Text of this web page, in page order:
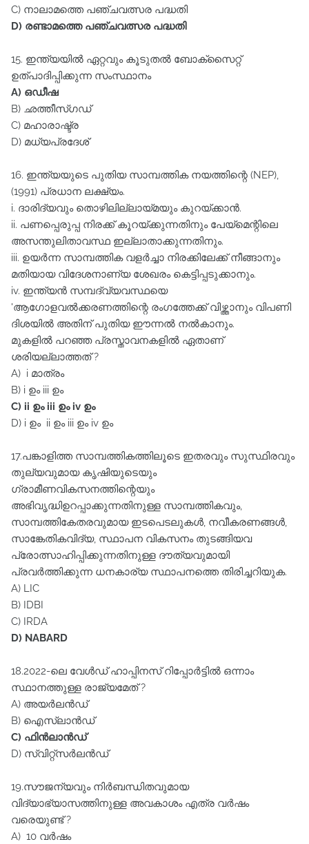
C) നാലാമത്തെ പഞ്ചവത്സര പദ്ധതി
D) രണ്ടാമത്തെ പഞ്ചവത്സര പദ്ധതി
15. ഇന്ത്യയിൽ ഏറ്റവും കൂടുതൽ ബോക്സൈറ്റ്‌
ഉത്പാദിപ്പിക്കുന്ന സംസ്ഥാനം
A) ഒഡീഷ
B) ഛത്തീസ്ഗഡ്‌
C) മഹാരാഷ്ട്ര
D) മധ്യപ്രദേശ്‌
16. ഇന്ത്യയുടെ പുതിയ സാമ്പത്തിക നയത്തിന്റെ (NEP),
(1991) പ്രധാന ലക്ഷ്യം.
i. ദാരിദ്യവും തൊഴിലില്ലായ്മയും കുറയ്ക്കാൻ.
ii. പണപ്പെരുപ്പ നിരക്ക്‌ കൂറയ്ക്കുന്നതിനും പേയ്മെന്റിലെ
അസന്തുലിതാവസ്ഥ ഇല്ലാതാക്കുന്നതിനും.
iii. ഉയർന്ന സാമ്പത്തിക വളർച്ചാ നിരക്കിലേക്ക്‌ നീങ്ങാനും
മതിയായ വിദേശനാണ്യ ശേഖരം കെട്ടിപ്പടുക്കാനും.
iv. ഇന്ത്യൻ സമ്പദ്വ്യവസ്ഥയെ
'ആഗോളവൽക്കരണത്തിന്റെ രംഗത്തേക്ക്‌ വിഴ്ത്താനും വിപണി
ദിശയിൽ അതിന്‌ പുതിയ ഈന്നൽ നൽകാനും.
മുകളിൽ പറഞ്ഞ പ്രസ്താവനകളിൽ ഏതാണ്‌
ശരിയല്ലാത്തത്‌ ?
A) i മാത്രം
B) i ഉം iii ഉം
C) ii ഉം iii ഉം iv ഉം
D) i ഉം ii ഉം iii ഉം iv ഉം
17.പങ്കാളിത്ത സാമ്പത്തികത്തിലൂടെ ഇതരവും സുസ്ഥിരവും
തുല്യവുമായ കൃഷിയുടെയും
ഗ്രാമീണവികസനത്തിന്റെയും
അഭിവൃദ്ധിഉറപ്പാക്കുന്നതിനുള്ള സാമ്പത്തികവും,
സാമ്പത്തികേതരവുമായ ഇടപെടലുകൾ, നവീകരണങ്ങൾ,
സാങ്കേതികവിദ്യ, സ്ഥാപന വികസനം തുടങ്ങിയവ
പ്രോത്സാഹിപ്പിക്കുന്നതിനുള്ള ദൗത്യവുമായി
പ്രവർത്തിക്കുന്ന ധനകാര്യ സ്ഥാപനത്തെ തിരിച്ചറിയുക.
A) LIC
B) IDBI
C) IRDA
D) NABARD
18.2022-ലെ വേൾഡ്‌ ഹാപ്പിനസ്‌ റിപ്പോർട്ടിൽ ഒന്നാം
സ്ഥാനത്തുള്ള രാജ്യമേത്‌ ?
A) അയർലൻഡ്‌
B) ഐസ്‌ലാൻഡ്‌
C) ഫിൻലാൻഡ്‌
D) സ്വിറ്റ്സർലൻഡ്‌
19.സൗജന്യവും നിർബന്ധിതവുമായ
വിദ്യാഭ്യാസത്തിനുള്ള അവകാശം എത്ര വർഷം
വരെയുണ്ട്‌ ?
A) 10 വർഷം